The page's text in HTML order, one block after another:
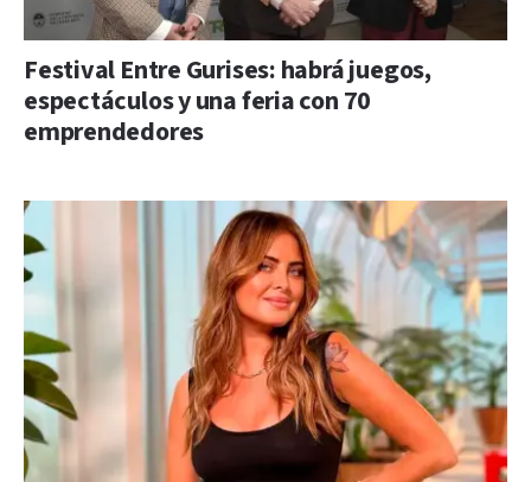
Festival Entre Gurises: habrá juegos,
espectáculos y una feria con 70
emprendedores